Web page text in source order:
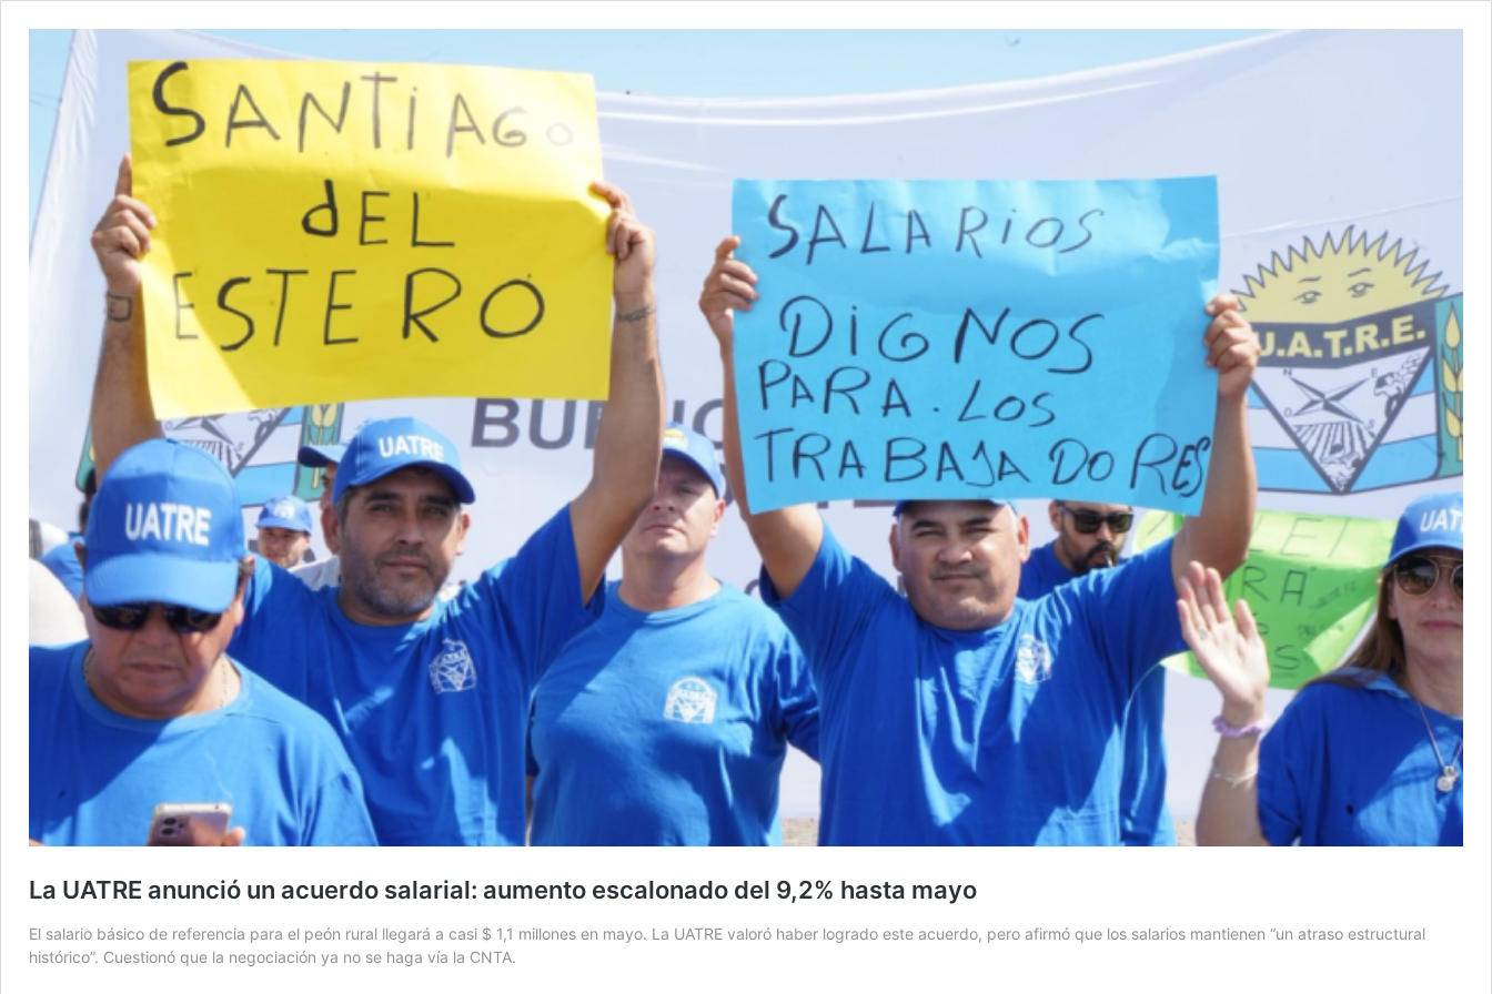
La UATRE anunció un acuerdo salarial: aumento escalonado del 9,2% hasta mayo
El salario básico de referencia para el peón rural llegará a casi $ 1,1 millones en mayo. La UATRE valoró haber logrado este acuerdo, pero afirmó que los salarios mantienen “un atraso estructural
histórico”. Cuestionó que la negociación ya no se haga vía la CNTA.